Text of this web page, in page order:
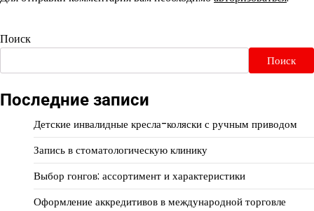
Поиск
Поиск
Последние записи
Детские инвалидные кресла-коляски с ручным приводом
Запись в стоматологическую клинику
Выбор гонгов: ассортимент и характеристики
Оформление аккредитивов в международной торговле